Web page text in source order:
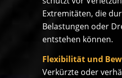
Extremitäten, die
Belastungen oder
entstehen können.
Flexibilität und
Verkürzte oder